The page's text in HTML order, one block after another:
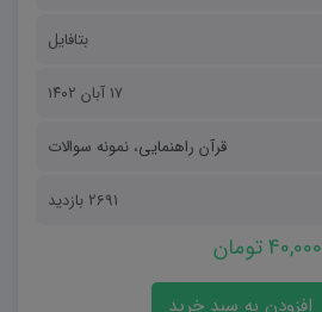
بتافایل
۱۷ آبان ۱۴۰۲
قرآن راهنمایی، نمونه سوالات
2691 بازدید
40,000 تومان